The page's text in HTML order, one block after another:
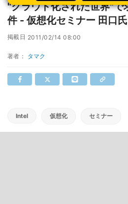
"クラウド化された世界"
件 - 仮想化セミナー 田口氏
掲載日 2011/02/14 08:00
著者： タマク
Intel 仮想化 セミナー